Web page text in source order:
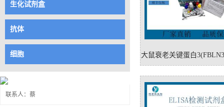
生化试剂盒
抗体
细胞
联系人：蔡
大鼠衰老关键蛋白
剂盒